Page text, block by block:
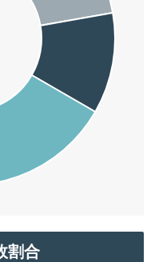
割合